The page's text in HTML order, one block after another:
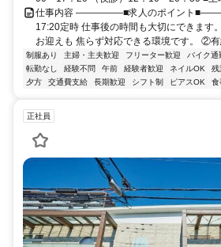
仕事内容 ―――――■求人のポイント
17:20定時 仕事後の時間も大切にできます
お迎えも 焦らず対応できる環境です。 ②
制服あり 主婦・主夫歓迎 フリーター歓迎 バイク通
転勤なし
経験不問 午前 経験者歓迎 ネイルOK 残
夕方
交通費支給 長期歓迎 シフト制 ピアスOK 食
正社員